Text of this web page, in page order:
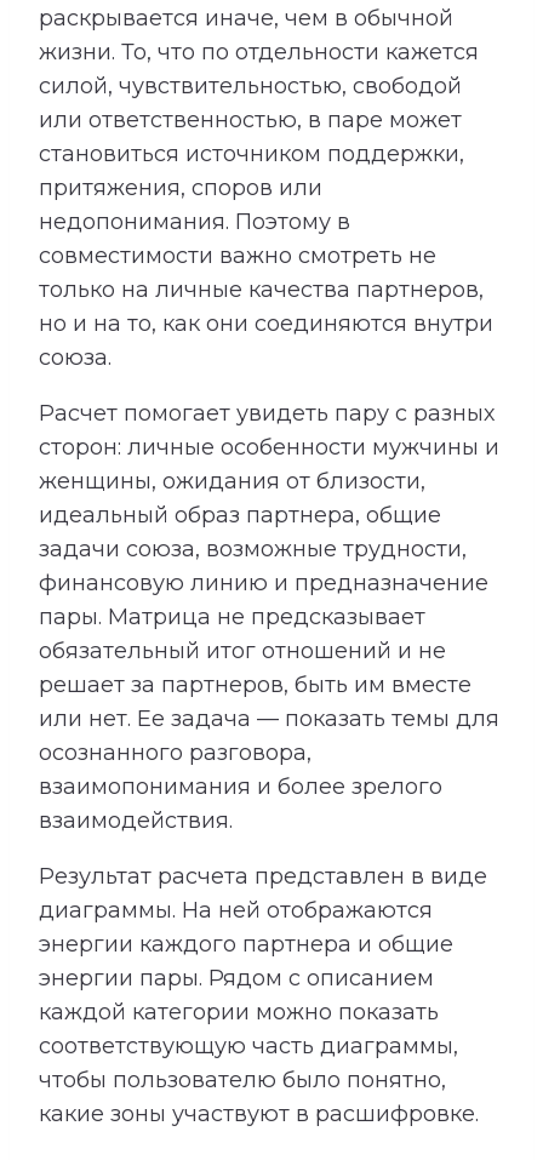
раскрывается иначе, чем в обычной
жизни. То, что по отдельности кажется
силой, чувствительностью, свободой
или ответственностью, в паре может
становиться источником поддержки,
притяжения, споров или
недопонимания. Поэтому в
совместимости важно смотреть не
только на личные качества партнеров,
но и на то, как они соединяются внутри
союза.
Расчет помогает увидеть пару с разных
сторон: личные особенности мужчины и
женщины, ожидания от близости,
идеальный образ партнера, общие
задачи союза, возможные трудности,
финансовую линию и предназначение
пары. Матрица не предсказывает
обязательный итог отношений и не
решает за партнеров, быть им вместе
или нет. Ее задача — показать темы для
осознанного разговора,
взаимопонимания и более зрелого
взаимодействия.
Результат расчета представлен в виде
диаграммы. На ней отображаются
энергии каждого партнера и общие
энергии пары. Рядом с описанием
каждой категории можно показать
соответствующую часть диаграммы,
чтобы пользователю было понятно,
какие зоны участвуют в расшифровке.